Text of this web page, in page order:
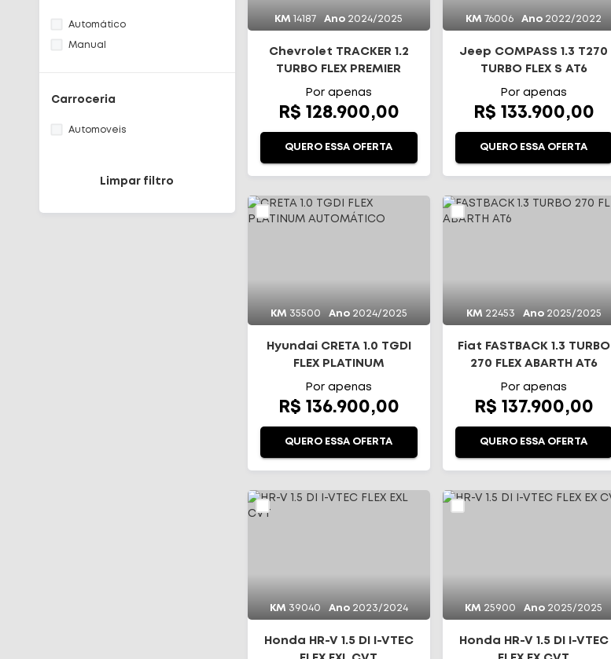
RENEGADE
SPORTAGE
RAMPAGE
TAOS
Automático
Manual
Carroceria
Automoveis
Limpar filtro
KM 14187 Ano 2024/2025
Chevrolet TRACKER 1.2
TURBO FLEX PREMIER
AUTOMÁTICO
Por apenas
R$ 128.900,00
QUERO ESSA OFERTA
KM 76006 Ano 2022/2022
Jeep COMPASS 1.3 T270
TURBO FLEX S AT6
Por apenas
R$ 133.900,00
QUERO ESSA OFERTA
KM 35500 Ano 2024/2025
Hyundai CRETA 1.0 TGDI
FLEX PLATINUM
AUTOMÁTICO
Por apenas
R$ 136.900,00
QUERO ESSA OFERTA
KM 22453 Ano 2025/2025
Fiat FASTBACK 1.3 TURBO
270 FLEX ABARTH AT6
Por apenas
R$ 137.900,00
QUERO ESSA OFERTA
KM 39040 Ano 2023/2024
Honda HR-V 1.5 DI I-VTEC
KM 25900 Ano 2025/2025
Honda HR-V 1.5 DI I-VTEC